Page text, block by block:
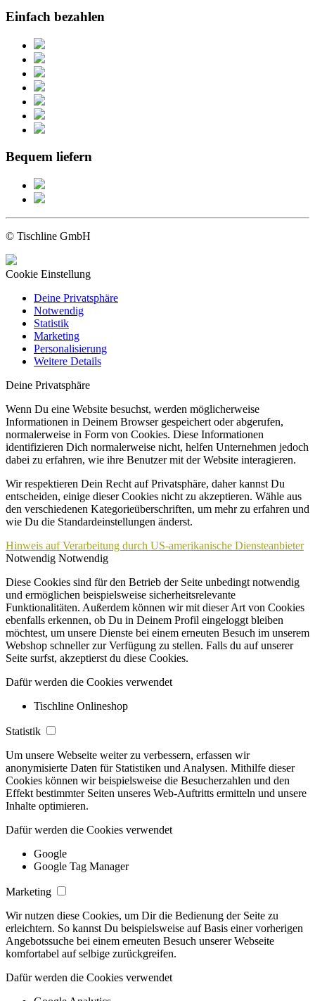
Einfach bezahlen
Bequem liefern
© Tischline GmbH
Cookie Einstellung
Deine Privatsphäre
Notwendig
Statistik
Marketing
Personalisierung
Weitere Details
Deine Privatsphäre
Wenn Du eine Website besuchst, werden möglicherweise
Informationen in Deinem Browser gespeichert oder abgerufen,
normalerweise in Form von Cookies. Diese Informationen
identifizieren Dich normalerweise nicht, helfen Unternehmen jedoch
dabei zu erfahren, wie ihre Benutzer mit der Website interagieren.
Wir respektieren Dein Recht auf Privatsphäre, daher kannst Du
entscheiden, einige dieser Cookies nicht zu akzeptieren. Wähle aus
den verschiedenen Kategorieüberschriften, um mehr zu erfahren und
wie Du die Standardeinstellungen änderst.
Hinweis auf Verarbeitung durch US-amerikanische Diensteanbieter
Notwendig Notwendig
Diese Cookies sind für den Betrieb der Seite unbedingt notwendig
und ermöglichen beispielsweise sicherheitsrelevante
Funktionalitäten. Außerdem können wir mit dieser Art von Cookies
ebenfalls erkennen, ob Du in Deinem Profil eingeloggt bleiben
möchtest, um unsere Dienste bei einem erneuten Besuch im unserem
Webshop schneller zur Verfügung zu stellen. Falls du auf unserer
Seite surfst, akzeptierst du diese Cookies.
Dafür werden die Cookies verwendet
Tischline Onlineshop
Statistik
Um unsere Webseite weiter zu verbessern, erfassen wir
anonymisierte Daten für Statistiken und Analysen. Mithilfe dieser
Cookies können wir beispielsweise die Besucherzahlen und den
Effekt bestimmter Seiten unseres Web-Auftritts ermitteln und unsere
Inhalte optimieren.
Dafür werden die Cookies verwendet
Google
Google Tag Manager
Marketing
Wir nutzen diese Cookies, um Dir die Bedienung der Seite zu
erleichtern. So kannst Du beispielsweise auf Basis einer vorherigen
Angebotssuche bei einem erneuten Besuch unserer Webseite
komfortabel auf selbige zurückgreifen.
Dafür werden die Cookies verwendet